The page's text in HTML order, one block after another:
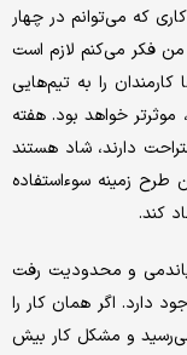
که می‌توانم در چهار
من فکر می‌کنم لازم است
را به تیم‌هایی
در 5 روز کار کنند، موثرتر خواهد بود. هفته
دارند، شاد هستند
طرح زمینه سو‌ءاستفاده
کند.
‌و محدودیت رفت
دارد. اگر همان کار را
و مشکل کار بیش